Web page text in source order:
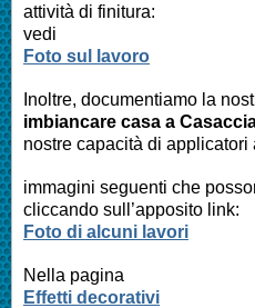
attività di finitura:
vedi
Foto sul lavoro
Inoltre, documentiamo la
imbiancare casa a
nostre capacità di applicatori
immagini seguenti che
cliccando sull’apposito link:
Foto di alcuni lavori
Nella pagina
Effetti decorativi